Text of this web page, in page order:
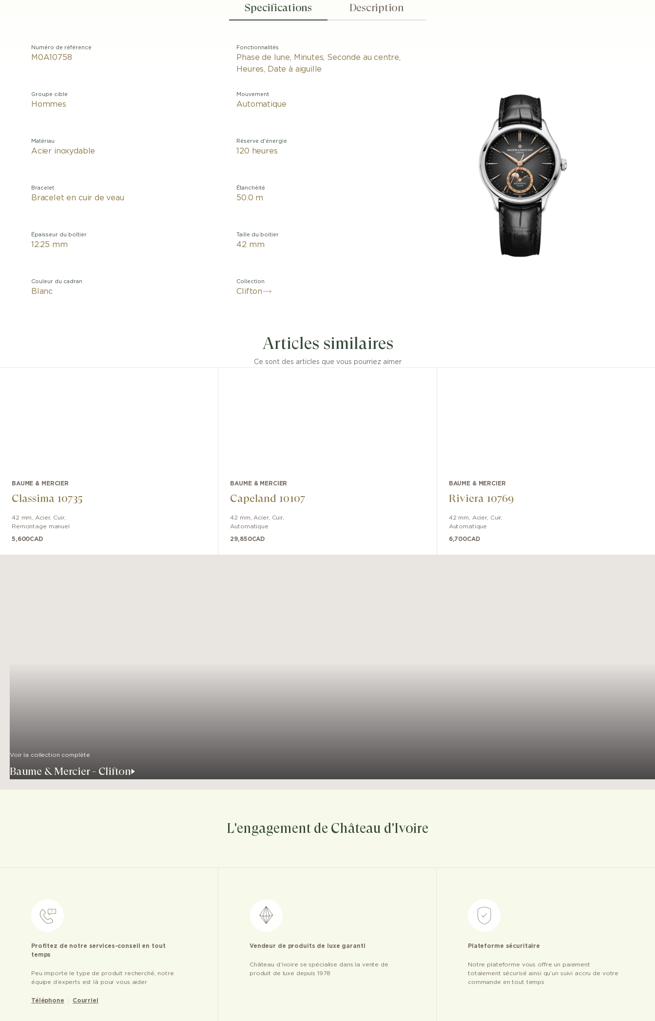
Specifications Description
Numéro de référence
M0A10758
Groupe cible
Hommes
Matériau
Acier inoxydable
Bracelet
Bracelet en cuir de veau
Épaisseur du boîtier
12.25 mm
Couleur du cadran
Blanc
Fonctionnalités
Phase de lune, Minutes, Seconde au centre,
Heures, Date à aiguille
Mouvement
Automatique
Réserve d'énergie
120 heures
Étanchéité
50.0 m
Taille du boitier
42 mm
Collection
Clifton
Articles similaires
Ce sont des articles que vous pourriez aimer
BAUME & MERCIER
Classima 10735
42 mm Acier, Cuir,
Remontage manuel
5,600CAD
BAUME & MERCIER
Capeland 10107
42 mm Acier, Cuir,
Automatique
29,850CAD
BAUME & MERCIER
Riviera 10769
42 mm Acier, Cuir,
Automatique
6,700CAD
Voir la collection complète
Baume & Mercier - Clifton
L'engagement de Château d'Ivoire
Profitez de notre services-conseil en tout
temps
Peu importe le type de produit recherché, notre
équipe d’experts est là pour vous aider
Téléphone Courriel
Vendeur de produits de luxe garanti
Château d’ivoire se spécialise dans la vente de
produit de luxe depuis 1978
Plateforme sécuritaire
Notre plateforme vous offre un paiement
totalement sécurisé ainsi qu’un suivi accru de votre
commande en tout temps